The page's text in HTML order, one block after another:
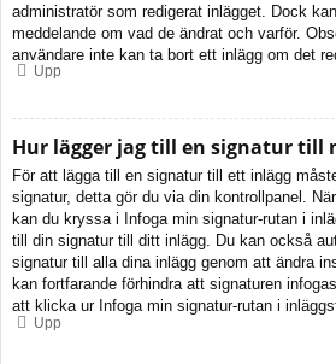
administratör som redigerat inlägget. Dock
meddelande om vad de ändrat och varför.
användare inte kan ta bort ett inlägg om det
Upp
Hur lägger jag till en signatur till
För att lägga till en signatur till ett inlägg
signatur, detta gör du via din kontrollpanel.
kan du kryssa i Infoga min signatur-rutan i
till din signatur till ditt inlägg. Du kan också
signatur till alla dina inlägg genom att ändra
kan fortfarande förhindra att signaturen
att klicka ur Infoga min signatur-rutan i
Upp